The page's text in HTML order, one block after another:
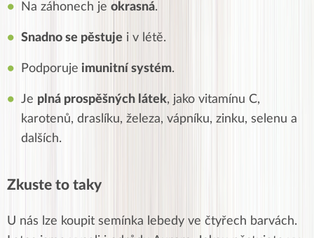
Na záhonech je okrasná.
Snadno se pěstuje i v létě.
Podporuje imunitní systém.
Je plná prospěšných látek, jako vitamínu C,
karotenů, draslíku, železa, vápníku, zinku, selenu a
dalších.
Zkuste to taky
U nás lze koupit semínka lebedy ve čtyřech barvách.